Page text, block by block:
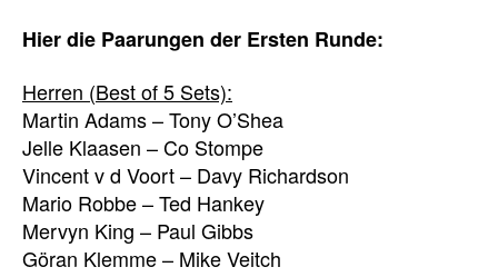
Hier die Paarungen der Ersten Runde:
Herren (Best of 5 Sets):
Martin Adams – Tony O’Shea
Jelle Klaasen – Co Stompe
Vincent v d Voort – Davy Richardson
Mario Robbe – Ted Hankey
Mervyn King – Paul Gibbs
Göran Klemme – Mike Veitch